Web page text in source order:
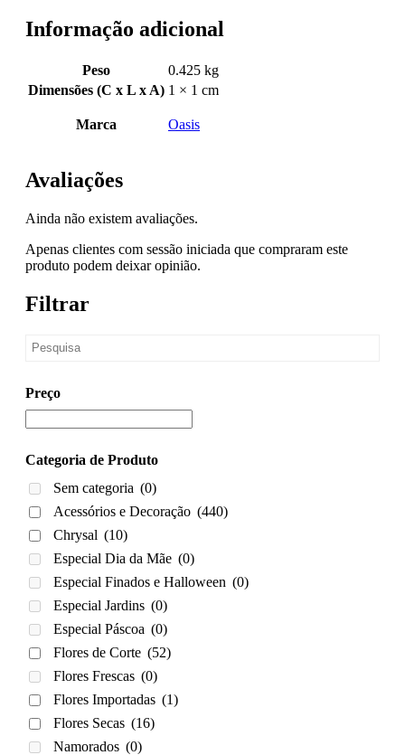
Informação adicional
Peso
0.425 kg
Dimensões (C x L x A) 1 × 1 cm
Marca Oasis
Avaliações
Ainda não existem avaliações.
Apenas clientes com sessão iniciada que compraram este
produto podem deixar opinião.
Filtrar
Preço
Categoria de Produto
Sem categoria (0)
Acessórios e Decoração (440)
Chrysal (10)
Especial Dia da Mãe (0)
Especial Finados e Halloween (0)
Especial Jardins (0)
Especial Páscoa (0)
Flores de Corte (52)
Flores Frescas (0)
Flores Importadas (1)
Flores Secas (16)
Namorados (0)